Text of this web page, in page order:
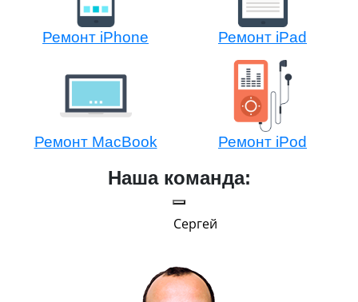
Ремонт iPhone Ремонт iPad
Ремонт MacBook Ремонт iPod
Наша команда:
Сергей